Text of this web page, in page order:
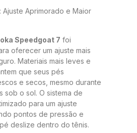
Aprimorado e Maior
Speedgoat 7 foi
oferecer um ajuste mais
Materiais mais leves e
que seus pés
e secos, mesmo durante
sob o sol. O sistema de
para um ajuste
pontos de pressão e
deslize dentro do tênis.